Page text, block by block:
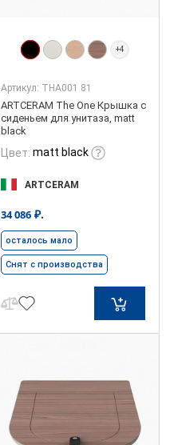
+4
Артикул: THA001 81
ARTCERAM The One Крышка с
сиденьем для унитаза, matt
black
Цвет: matt black
ARTCERAM
34 086 ₽.
осталось мало
Снят с производства